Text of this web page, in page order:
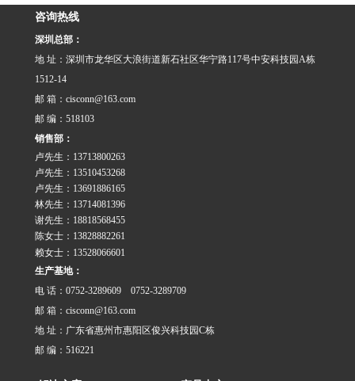
符合（2011/65/EU）要求欧盟
SVHC(190……
咨询热线
深圳总部：
地 址：深圳市龙华区大浪街道新石社区华宁路117号中安科技园A栋
1512-14
邮 箱：cisconn@163.com
邮 编：518103
销售部：
卢先生：13713800263
卢先生：13510453268
卢先生：13691886165
林先生：13714081396
谢先生：18818568455
陈女士：13828882261
赖女士：13528066601
生产基地：
电 话：0752-3289609 0752-3289709
邮 箱：cisconn@163.com
地 址：广东省惠州市惠阳区俊兴科技园C栋
邮 编：516221